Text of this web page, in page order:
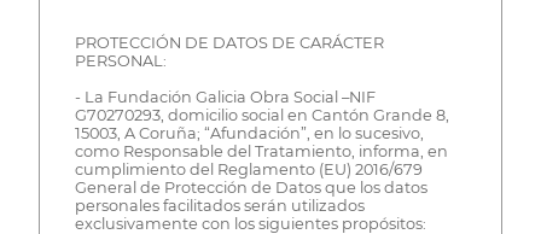
PROTECCIÓN DE DATOS DE CARÁCTER
PERSONAL:
- La Fundación Galicia Obra Social –NIF
G70270293, domicilio social en Cantón Grande 8,
15003, A Coruña; “Afundación”, en lo sucesivo,
como Responsable del Tratamiento, informa, en
cumplimiento del Reglamento (EU) 2016/679
General de Protección de Datos que los datos
personales facilitados serán utilizados
exclusivamente con los siguientes propósitos: